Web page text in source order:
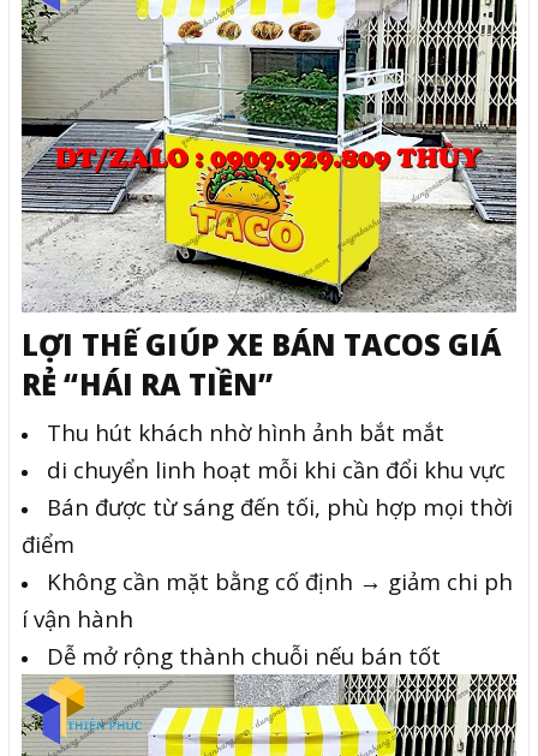
LỢI THẾ GIÚP XE BÁN TACOS GIÁ
RẺ “HÁI RA TIỀN”
Thu hút khách nhờ hình ảnh bắt mắt
di chuyển linh hoạt mỗi khi cần đổi khu vực
Bán được từ sáng đến tối, phù hợp mọi thời
điểm
Không cần mặt bằng cố định → giảm chi ph
í vận hành
Dễ mở rộng thành chuỗi nếu bán tốt